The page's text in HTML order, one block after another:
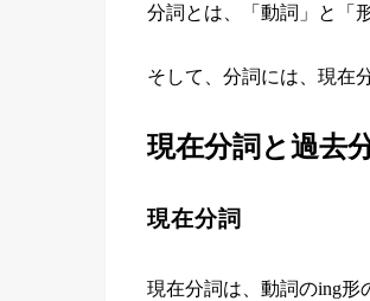
分詞とは、「動詞」と「
そして、分詞には、現在
現在分詞と過去
現在分詞
現在分詞は、動詞のing形